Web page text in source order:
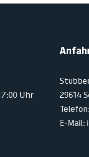
Uhr
29614
E-Mail: